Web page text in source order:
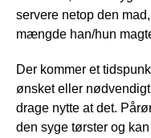
servere netop den
mængde han/hun
Der kommer et
ønsket eller
drage nytte at det.
den syge tørster og